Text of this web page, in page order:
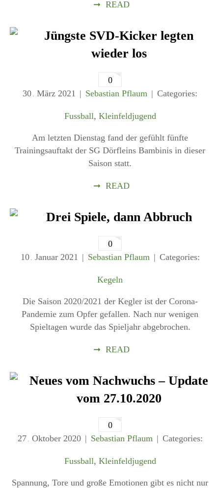
➞ READ
Jüngste SVD-Kicker legten
wieder los
0
30 . März 2021 Sebastian Pflaum Categories:
Fussball, Kleinfeldjugend
Am letzten Dienstag fand der gefühlt fünfte
Trainingsauftakt der SG Dörfleins Bambinis in dieser
Saison statt.
➞ READ
Drei Spiele, dann Abbruch
0
10 . Januar 2021 Sebastian Pflaum Categories:
Kegeln
Die Saison 2020/2021 der Kegler ist der Corona-
Pandemie zum Opfer gefallen. Nach nur wenigen
Spieltagen wurde das Spieljahr abgebrochen.
➞ READ
Neues vom Nachwuchs – Update
vom 27.10.2020
0
27 . Oktober 2020 Sebastian Pflaum Categories:
Fussball, Kleinfeldjugend
Spannung, Tore und große Emotionen gibt es nicht nur